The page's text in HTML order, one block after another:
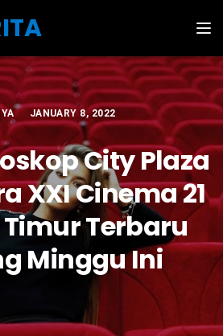
JANUARY 8, 2022
City Plaza
XXI Cinema 21
Terbaru
Minggu Ini